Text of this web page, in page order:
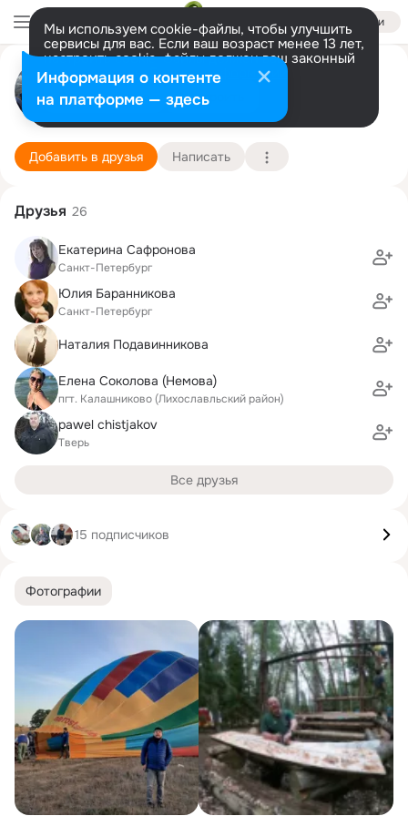
Войти
Мы используем cookie-файлы, чтобы улучшить
сервисы для вас. Если ваш возраст менее 13 лет,
настроить cookie-файлы должен ваш законный
представитель. Больше информации
Разрешить все Настроить
Владимир Бойков
Тверь 27 декабря (58 лет)
Подробнее
Добавить в друзья Написать
Фотографии
Друзья 26
Екатерина Сафронова
Санкт-Петербург
Юлия Баранникова
Санкт-Петербург
Наталия Подавинникова
Елена Соколова (Немова)
пгт. Калашниково (Лихославльский район)
pawel chistjakov
Тверь
Все друзья
15 подписчиков
Информация о контенте
на платформе — здесь